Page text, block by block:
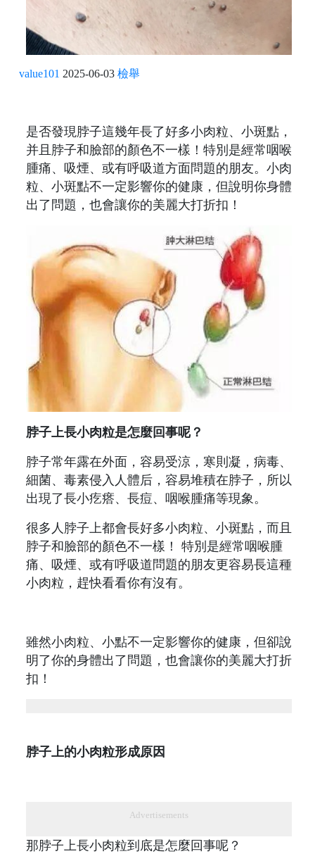
value101 2025-06-03 檢舉
是否發現脖子這幾年長了好多小肉粒、小斑點，
并且脖子和臉部的顏色不一樣！特別是經常咽喉
腫痛、吸煙、或有呼吸道方面問題的朋友。小肉
粒、小斑點不一定影響你的健康，但說明你身體
出了問題，也會讓你的美麗大打折扣！
脖子上長小肉粒是怎麼回事呢？
脖子常年露在外面，容易受涼，寒則凝，病毒、
細菌、毒素侵入人體后，容易堆積在脖子，所以
出現了長小疙瘩、長痘、咽喉腫痛等現象。
很多人脖子上都會長好多小肉粒、小斑點，而且
脖子和臉部的顏色不一樣！ 特別是經常咽喉腫
痛、吸煙、或有呼吸道問題的朋友更容易長這種
小肉粒，趕快看看你有沒有。
雖然小肉粒、小點不一定影響你的健康，但卻說
明了你的身體出了問題，也會讓你的美麗大打折
扣！
脖子上的小肉粒形成原因
Advertisements
那脖子上長小肉粒到底是怎麼回事呢？